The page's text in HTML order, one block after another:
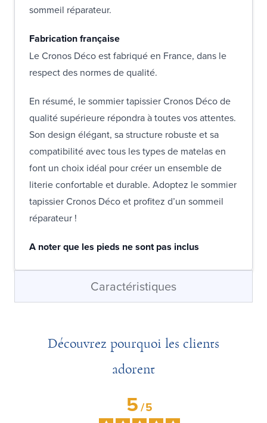
sommeil réparateur.
Fabrication française
Le Cronos Déco est fabriqué en France, dans le
respect des normes de qualité.
En résumé, le sommier tapissier Cronos Déco de
qualité supérieure répondra à toutes vos attentes.
Son design élégant, sa structure robuste et sa
compatibilité avec tous les types de matelas en
font un choix idéal pour créer un ensemble de
literie confortable et durable. Adoptez le sommier
tapissier Cronos Déco et profitez d’un sommeil
réparateur !
A noter que les pieds ne sont pas inclus
Caractéristiques
Découvrez pourquoi les clients
adorent
5/5